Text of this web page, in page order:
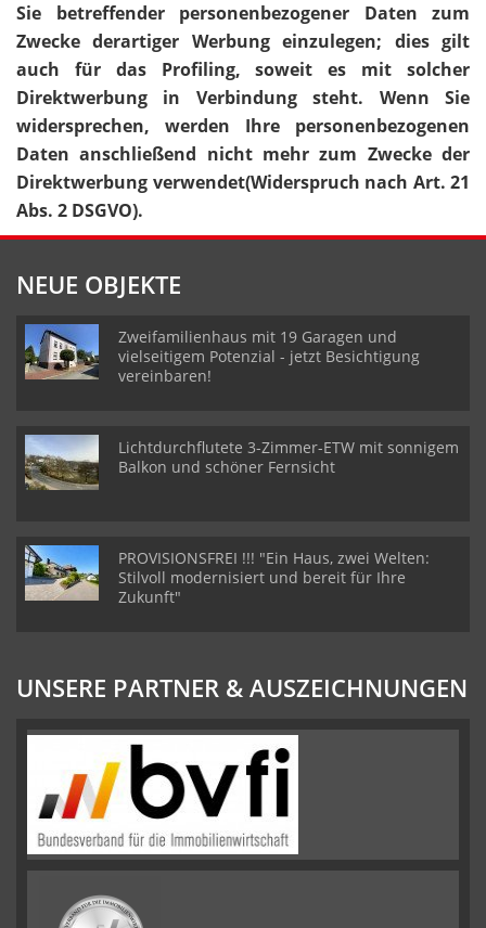
Sie betreffender personenbezogener Daten zum
Zwecke derartiger Werbung einzulegen; dies gilt
auch für das Profiling, soweit es mit solcher
Direktwerbung in Verbindung steht. Wenn Sie
widersprechen, werden Ihre personenbezogenen
Daten anschließend nicht mehr zum Zwecke der
Direktwerbung verwendet(Widerspruch nach Art. 21
Abs. 2 DSGVO).
NEUE OBJEKTE
Zweifamilienhaus mit 19 Garagen und
vielseitigem Potenzial - jetzt Besichtigung
vereinbaren!
Lichtdurchflutete 3-Zimmer-ETW mit sonnigem
Balkon und schöner Fernsicht
PROVISIONSFREI !!! "Ein Haus, zwei Welten:
Stilvoll modernisiert und bereit für Ihre
Zukunft"
UNSERE PARTNER & AUSZEICHNUNGEN